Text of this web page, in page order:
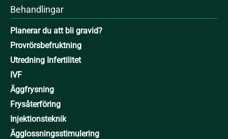
Behandlingar
Planerar du att bli gravid?
Provrörsbefruktning
Utredning Infertilitet
IVF
Äggfrysning
Frysåterföring
Injektionsteknik
Ägglossningsstimulering